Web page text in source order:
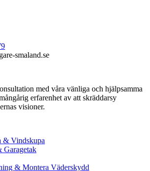
smaland.se
med våra vänliga och hjälpsamma
erfarenhet av att skräddarsy
visioner.
& Vindskupa
Garagetak
& Montera Väderskydd